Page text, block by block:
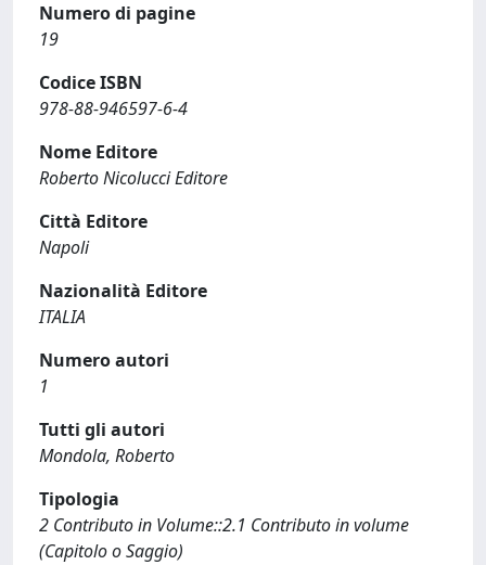
Numero di pagine
19
Codice ISBN
978-88-946597-6-4
Nome Editore
Roberto Nicolucci Editore
Città Editore
Napoli
Nazionalità Editore
ITALIA
Numero autori
1
Tutti gli autori
Mondola, Roberto
Tipologia
2 Contributo in Volume::2.1 Contributo in volume
(Capitolo o Saggio)